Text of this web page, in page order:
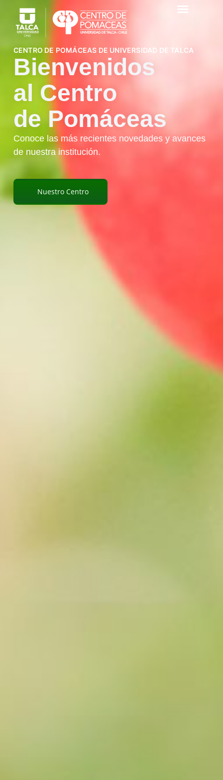
CENTRO DE POMÁCEAS DE UNIVERSIDAD DE TALCA
Bienvenidos
al Centro
de Pomáceas
Conoce las más recientes novedades y avances
de nuestra institución.
Nuestro Centro